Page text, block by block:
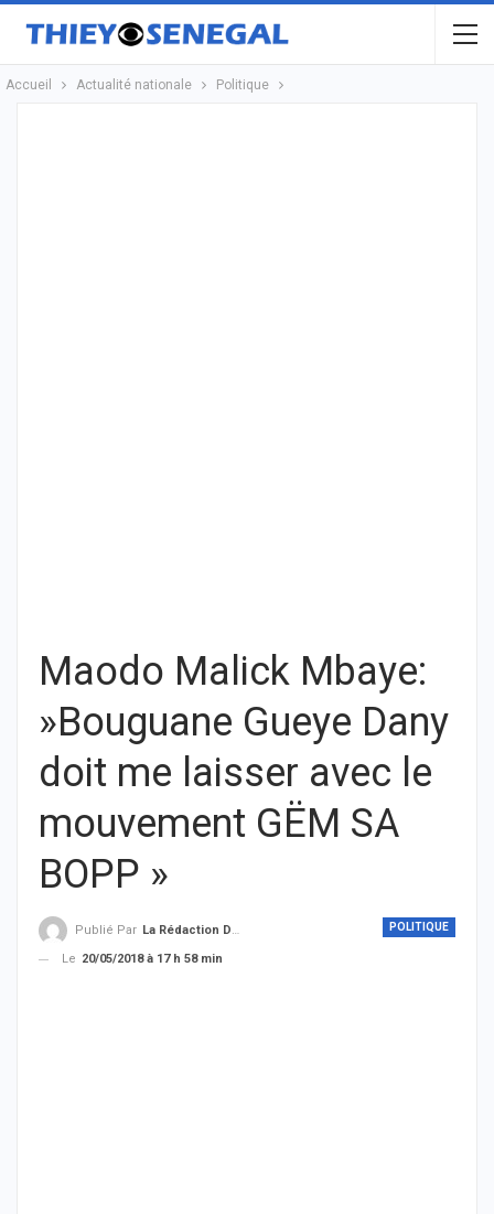
Accueil Actualité nationale Politique
Maodo Malick Mbaye:
»Bouguane Gueye Dany
doit me laisser avec le
mouvement GËM SA
BOPP »
POLITIQUE
Publié Par La Rédaction De THIEYSENEGAL.com
Le 20/05/2018 à 17 h 58 min